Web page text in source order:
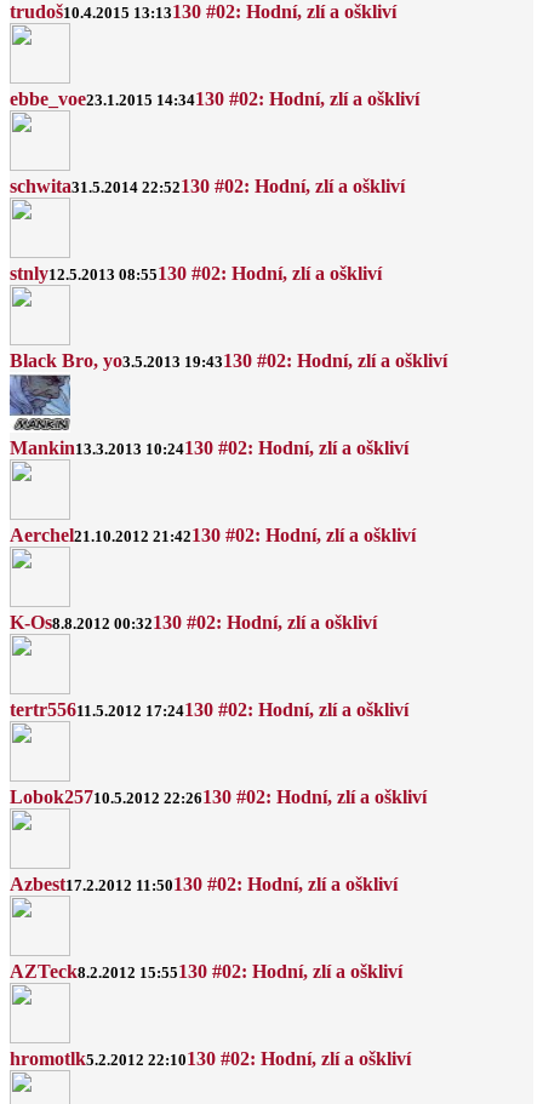
trudoš10.4.2015 13:13130 #02: Hodní, zlí a oškliví
ebbe_voe23.1.2015 14:34130 #02: Hodní, zlí a oškliví
schwita31.5.2014 22:52130 #02: Hodní, zlí a oškliví
stnly12.5.2013 08:55130 #02: Hodní, zlí a oškliví
Black Bro, yo3.5.2013 19:43130 #02: Hodní, zlí a oškliví
Mankin13.3.2013 10:24130 #02: Hodní, zlí a oškliví
Aerchel21.10.2012 21:42130 #02: Hodní, zlí a oškliví
K-Os8.8.2012 00:32130 #02: Hodní, zlí a oškliví
tertr55611.5.2012 17:24130 #02: Hodní, zlí a oškliví
Lobok25710.5.2012 22:26130 #02: Hodní, zlí a oškliví
Azbest17.2.2012 11:50130 #02: Hodní, zlí a oškliví
AZTeck8.2.2012 15:55130 #02: Hodní, zlí a oškliví
hromotlk5.2.2012 22:10130 #02: Hodní, zlí a oškliví